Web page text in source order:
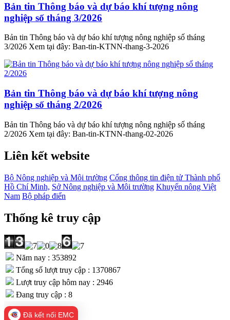
Bản tin Thông báo và dự báo khí tượng nông
nghiệp số tháng 3/2026
Bản tin Thông báo và dự báo khí tượng nông nghiệp số tháng
3/2026 Xem tại đây: Ban-tin-KTNN-thang-3-2026
Bản tin Thông báo và dự báo khí tượng nông
nghiệp số tháng 2/2026
Bản tin Thông báo và dự báo khí tượng nông nghiệp số tháng
2/2026 Xem tại đây: Ban-tin-KTNN-thang-02-2026
Liên kết website
Bộ Nông nghiệp và Môi trường Cổng thông tin điện tử Thành phố
Hồ Chí Minh, Sở Nông nghiệp và Môi trường Khuyến nông Việt
Nam Bộ pháp điển
Thống kê truy cập
Năm nay : 353892
Tổng số lượt truy cập : 1370867
Lượt truy cập hôm nay : 2946
Đang truy cập : 8
Đã kết nối EMC